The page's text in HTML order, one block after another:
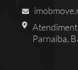
Parnaíba,